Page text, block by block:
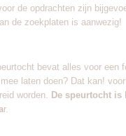
de opdrachten zijn
de zoekplaten is aanwezig!
bevat alles voor een
laten doen? Dat kan!
worden. De speurtocht
r.